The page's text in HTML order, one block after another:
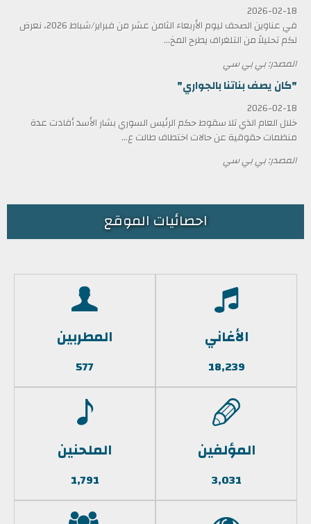
2026-02-18
في عناوين الصحف ليوم الأربعاء الثامن عشر من فبراير/شباط 2026، نعرض
لكم تحليلاً من التلغراف يطرح المخ...
المصدر: بي بي سي
"كان يصف بناتنا بالجواري"
2026-02-18
خلال العام الذي تلا سقوط حكم الرئيس السوري بشار الأسد أفادت عدة
منظمات حقوقية عن حالات اختطاف طالت ع...
المصدر: بي بي سي
احصائيات الموقع
الأغاني
18,239
المطربين
577
المؤلفين
3,031
الملحنين
1,791